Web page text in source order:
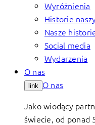
Wyróżnienia
Historie
Nasze
Social media
Wydarzenia
O nas
link O nas
Jako wiodący
świecie, od ponad